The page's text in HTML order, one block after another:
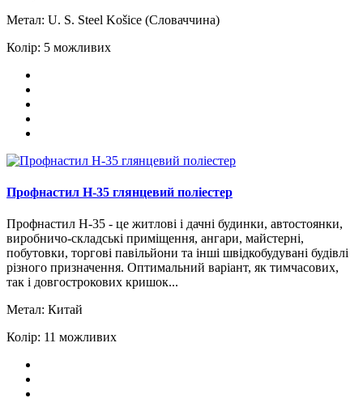
Метал: U. S. Steel Košice (Словаччина)
Колір: 5 можливих
Профнастил H-35 глянцевий поліестер
Профнастил Н-35 - це житлові і дачні будинки, автостоянки,
виробничо-складські приміщення, ангари, майстерні,
побутовки, торгові павільйони та інші швідкобудувані будівлі
різного призначення. Оптимальний варіант, як тимчасових,
так і довгострокових кришок...
Метал: Китай
Колір: 11 можливих